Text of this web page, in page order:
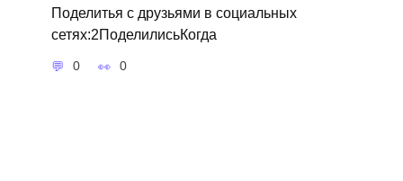
Поделитья с друзьями в социальных
сетях:2ПоделилисьКогда
0 0